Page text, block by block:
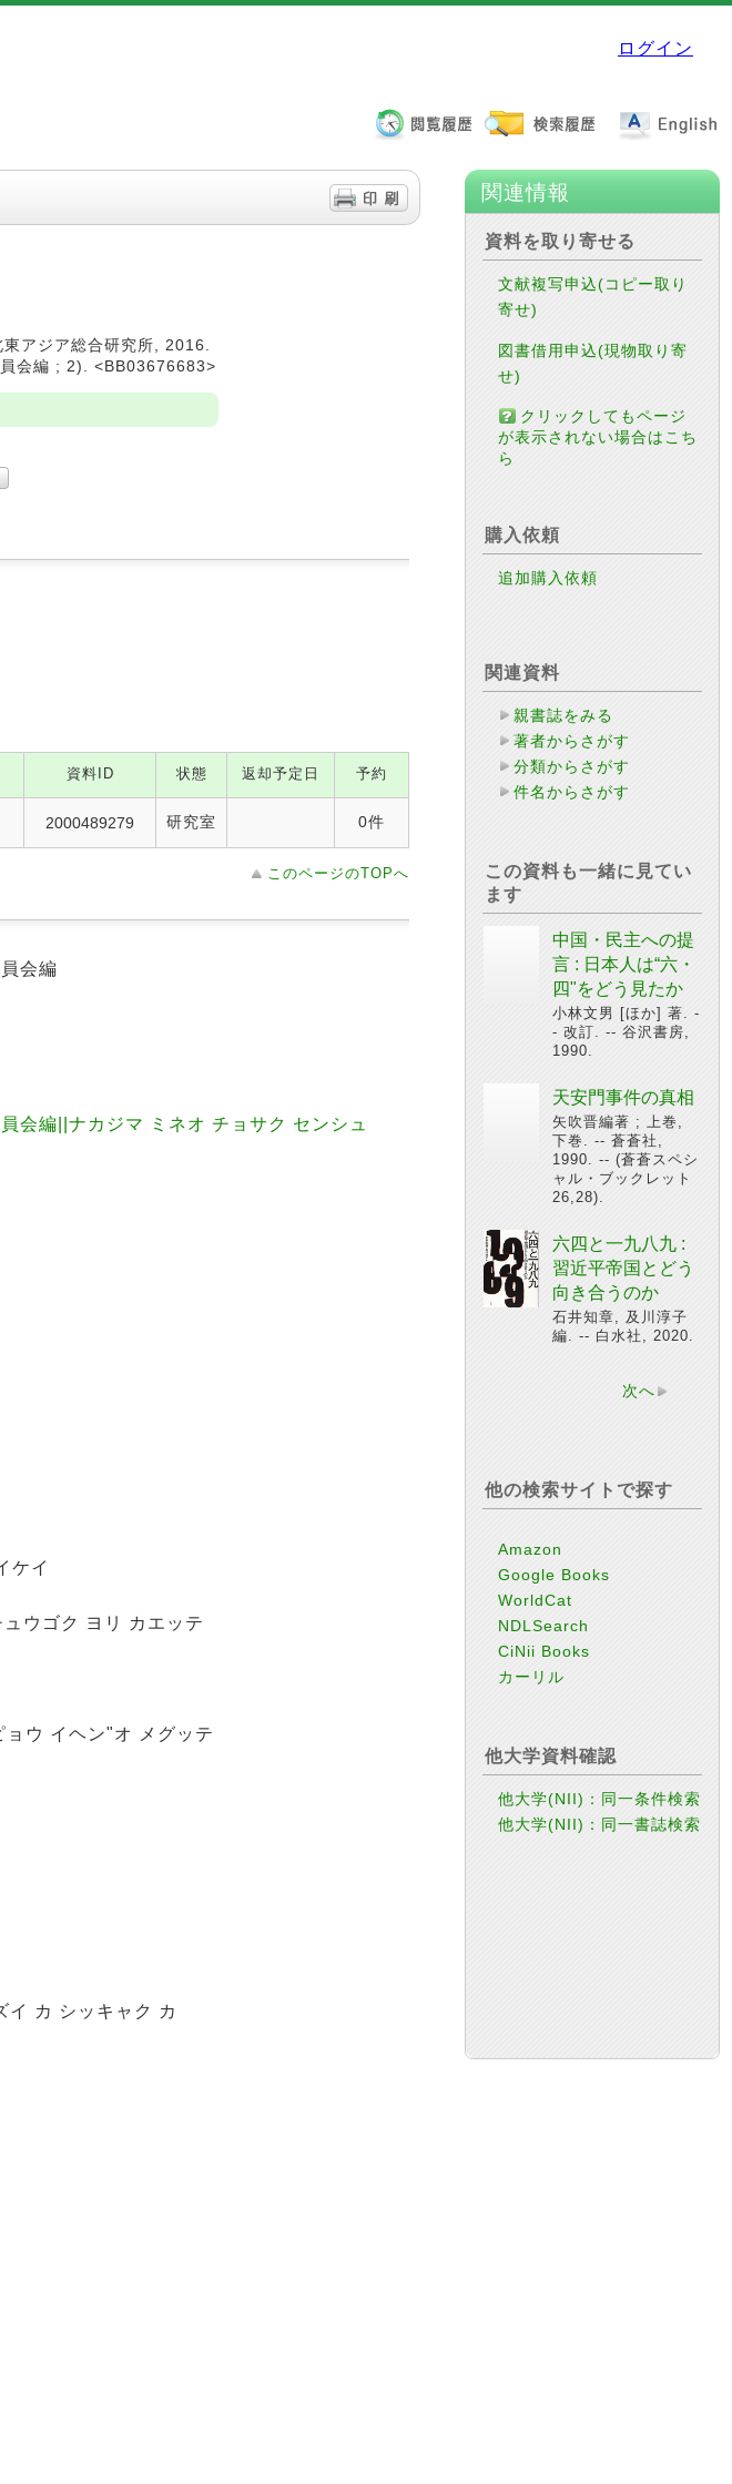
ログイン
アジア総合研究所, 2016.
会編 ; 2). <BB03676683>
資料ID 状態 返却予定日 予約
2000489279 研究室 0件
このページのTOPへ
会編
会編||ナカジマ ミネオ チョサク センシュ
ケイ
ウゴク ヨリ カエッテ
ウ イヘン"オ メグッテ
イ カ シッキャク カ
関連情報
資料を取り寄せる
文献複写申込(コピー取り
寄せ)
図書借用申込(現物取り寄
せ)
クリックしてもページ
が表示されない場合はこち
ら
購入依頼
追加購入依頼
関連資料
親書誌をみる
著者からさがす
分類からさがす
件名からさがす
この資料も一緒に見てい
ます
中国・民主への提
言 : 日本人は“六・
四"をどう見たか
小林文男 [ほか] 著. -
- 改訂. -- 谷沢書房,
1990.
天安門事件の真相
矢吹晋編著 ; 上巻,
下巻. -- 蒼蒼社,
1990. -- (蒼蒼スペシ
ャル・ブックレット
26,28).
六四と一九八九 :
習近平帝国とどう
向き合うのか
石井知章, 及川淳子
編. -- 白水社, 2020.
次へ
他の検索サイトで探す
Amazon
Google Books
WorldCat
NDLSearch
CiNii Books
カーリル
他大学資料確認
他大学(NII)：同一条件検索
他大学(NII)：同一書誌検索